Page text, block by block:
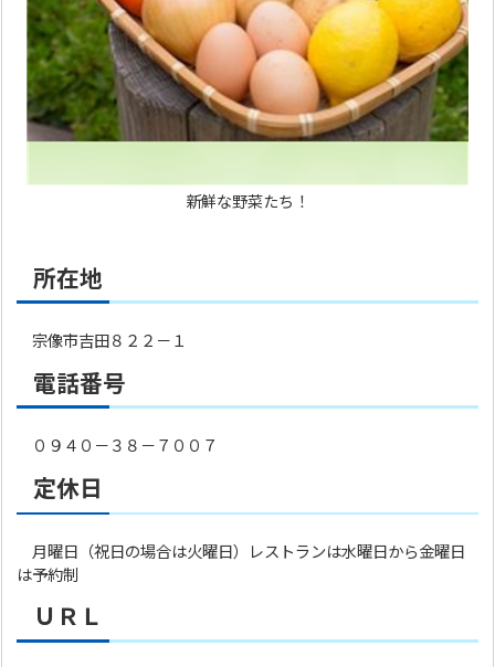
新鮮な野菜たち！
所在地
宗像市吉田８２２－１
電話番号
０９４０－３８－７００７
定休日
月曜日（祝日の場合は火曜日）レストランは水曜日から金曜日
は予約制
ＵＲＬ